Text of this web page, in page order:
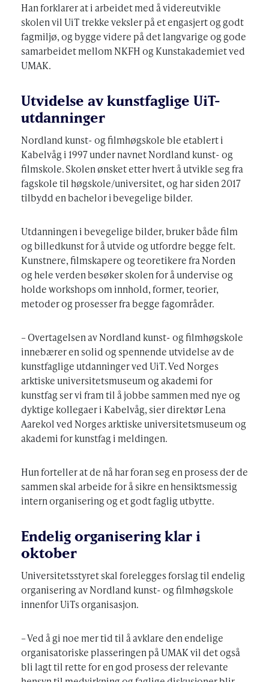
Han forklarer at i arbeidet med å videreutvikle
skolen vil UiT trekke veksler på et engasjert og godt
fagmiljø, og bygge videre på det langvarige og gode
samarbeidet mellom NKFH og Kunstakademiet ved
UMAK.
Utvidelse av kunstfaglige UiT-
utdanninger
Nordland kunst- og filmhøgskole ble etablert i
Kabelvåg i 1997 under navnet Nordland kunst- og
filmskole. Skolen ønsket etter hvert å utvikle seg fra
fagskole til høgskole/universitet, og har siden 2017
tilbydd en bachelor i bevegelige bilder.
Utdanningen i bevegelige bilder, bruker både film
og billedkunst for å utvide og utfordre begge felt.
Kunstnere, filmskapere og teoretikere fra Norden
og hele verden besøker skolen for å undervise og
holde workshops om innhold, former, teorier,
metoder og prosesser fra begge fagområder.
– Overtagelsen av Nordland kunst- og filmhøgskole
innebærer en solid og spennende utvidelse av de
kunstfaglige utdanninger ved UiT. Ved Norges
arktiske universitetsmuseum og akademi for
kunstfag ser vi fram til å jobbe sammen med nye og
dyktige kollegaer i Kabelvåg, sier direktør Lena
Aarekol ved Norges arktiske universitetsmuseum og
akademi for kunstfag i meldingen.
Hun forteller at de nå har foran seg en prosess der de
sammen skal arbeide for å sikre en hensiktsmessig
intern organisering og et godt faglig utbytte.
Endelig organisering klar i
oktober
Universitetsstyret skal forelegges forslag til endelig
organisering av Nordland kunst- og filmhøgskole
innenfor UiTs organisasjon.
– Ved å gi noe mer tid til å avklare den endelige
organisatoriske plasseringen på UMAK vil det også
bli lagt til rette for en god prosess der relevante